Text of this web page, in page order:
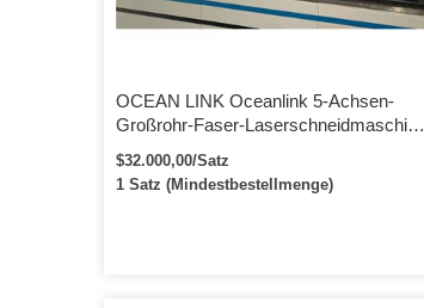
OCEAN LINK Oceanlink 5-Achsen-
Großrohr-Faser-Laserschneidmaschine
für große Metallrohre
$32.000,00/Satz
1 Satz (Mindestbestellmenge)